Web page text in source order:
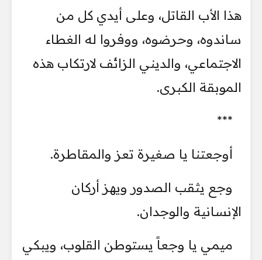
هذا الأب القاتل، وعلى أيدي كل من
ساندوه، وحرضوه، ووفروا له الغطاء
الاجتماعي، والديني الزائف لارتكاب هذه
الموبقة الكبرى.
***
أوجعتنا يا صغيرة تعز والمقاطرة.
وجع يثقب الصدور ويهز أركان
الإنسانية والوجدان.
ميمي يا وجعاً يستوطن القلوب، ويبكي